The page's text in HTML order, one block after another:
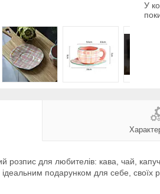
У
для любителів: кава, чай,
подарунком для себе,